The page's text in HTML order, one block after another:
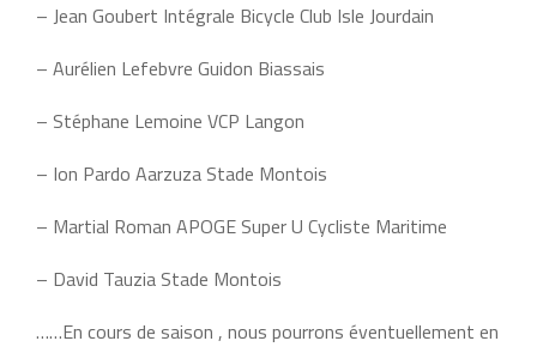
– Jean Goubert Intégrale Bicycle Club Isle Jourdain
– Aurélien Lefebvre Guidon Biassais
– Stéphane Lemoine VCP Langon
– Ion Pardo Aarzuza Stade Montois
– Martial Roman APOGE Super U Cycliste Maritime
– David Tauzia Stade Montois
……En cours de saison , nous pourrons éventuellement en